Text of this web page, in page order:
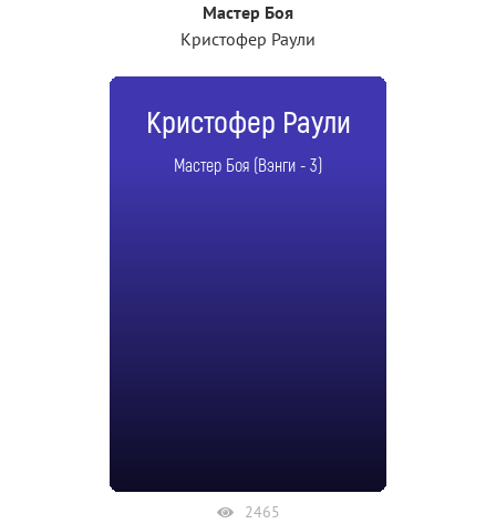
Мастер Боя
Кристофер Раули
Кристофер Раули
Мастер Боя (Вэнги - 3)
2465